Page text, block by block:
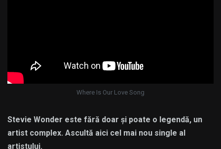
Where Is Our Love Song
Stevie Wonder este fără doar și poate o legendă, un
artist complex. Ascultă aici cel mai nou single al
artistului.